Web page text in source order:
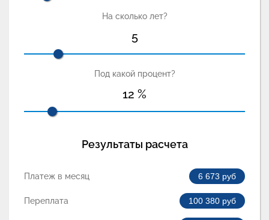
На сколько лет?
5
Под какой процент?
12 %
Результаты расчета
Платеж в месяц 6 673 руб
Переплата 100 380 руб